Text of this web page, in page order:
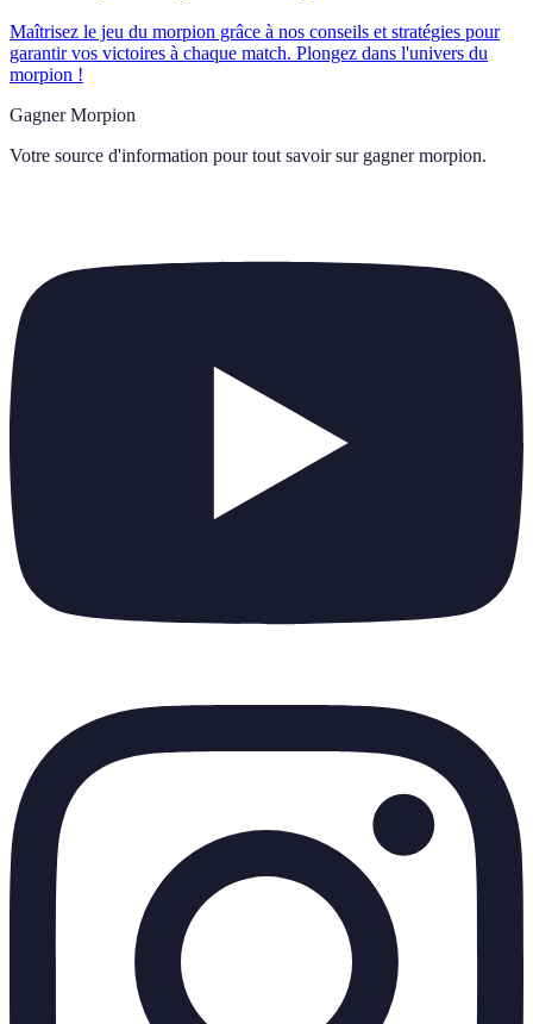
Maîtrisez le jeu du morpion grâce à nos conseils et stratégies pour
garantir vos victoires à chaque match. Plongez dans l'univers du
morpion !
Gagner Morpion
Votre source d'information pour tout savoir sur gagner morpion.